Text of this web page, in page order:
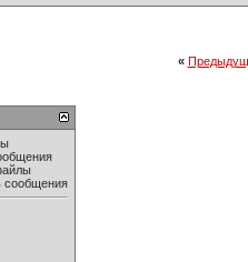
«
сообщения